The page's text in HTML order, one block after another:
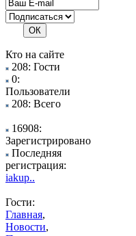
Кто на сайте
208: Гости
0:
Пользователи
208: Всего
16908:
Зарегистрировано
Последняя
регистрация:
iakup..
Гости:
Главная,
Новости,